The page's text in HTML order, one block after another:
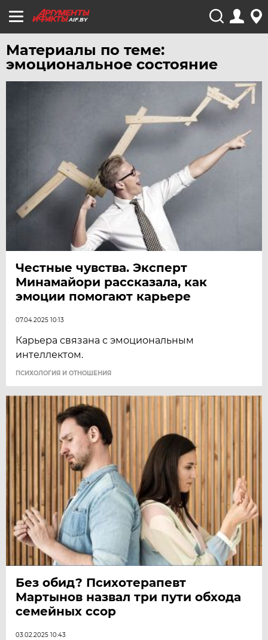
AIF.BY
Материалы по теме:
эмоциональное состояние
Честные чувства. Эксперт
Минамайори рассказала, как
эмоции помогают карьере
07.04.2025 10:13
Карьера связана с эмоциональным
интеллектом.
ПСИХОЛОГИЯ И ОТНОШЕНИЯ
Без обид? Психотерапевт
Мартынов назвал три пути обхода
семейных ссор
03.02.2025 10:43